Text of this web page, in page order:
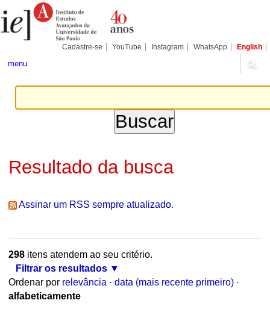
para
conteúdo.
Pessoais
Cadastre-se YouTube Instagram WhatsApp English
menu
Resultado da busca
Assinar um RSS sempre atualizado.
298itens atendem ao seu critério.
Filtrar os resultados
Ordenar por relevância · data (mais recente primeiro) ·
alfabeticamente